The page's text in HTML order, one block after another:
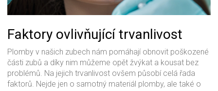
Faktory ovlivňující trvanlivost
Plomby v našich zubech nám pomáhají obnovit poškozené
části zubů a díky nim můžeme opět žvýkat a kousat bez
problémů. Na jejich trvanlivost ovšem působí celá řada
faktorů. Nejde jen o samotný materiál plomby, ale také o